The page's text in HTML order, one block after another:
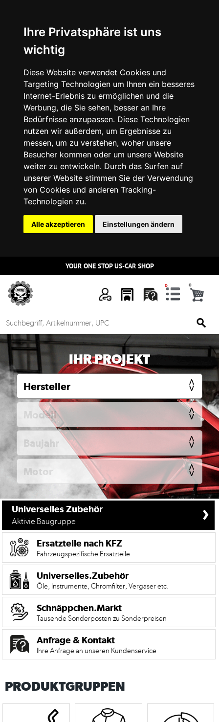
Ihre Privatsphäre ist uns
wichtig
Diese Website verwendet Cookies und
Targeting Technologien um Ihnen ein besseres
Internet-Erlebnis zu ermöglichen und die
Werbung, die Sie sehen, besser an Ihre
Bedürfnisse anzupassen. Diese Technologien
nutzen wir außerdem, um Ergebnisse zu
messen, um zu verstehen, woher unsere
Besucher kommen oder um unsere Website
weiter zu entwickeln. Durch das Surfen auf
unserer Website stimmen Sie der Verwendung
von Cookies und anderen Tracking-
Technologien zu.
Alle akzeptieren Einstellungen ändern
n
YOUR ONE STOP US-CAR SHOP
Mein
Account
Anmelden
Ersatzteilsuche
KFZ
Zubehör
Anfrage
&
Kontaktformular
Garage
Carport
Impressum
AGB
Zahlungsmöglichkeiten
Widerrufsbelehrung
Datenschutzerklärung
IHR PROJEKT
Universelles Zubehör
Aktivie Baugruppe ›
Ersatzteile nach KFZ
Fahrzeugspezifische Ersatzteile
Universelles.Zubehör
Öle, Instrumente, Chromfilter, Vergaser etc.
Schnäppchen.Markt
Tausende Sonderposten zu Sonderpreisen
Anfrage & Kontakt
Ihre Anfrage an unseren Kundenservice
PRODUKTGRUPPEN